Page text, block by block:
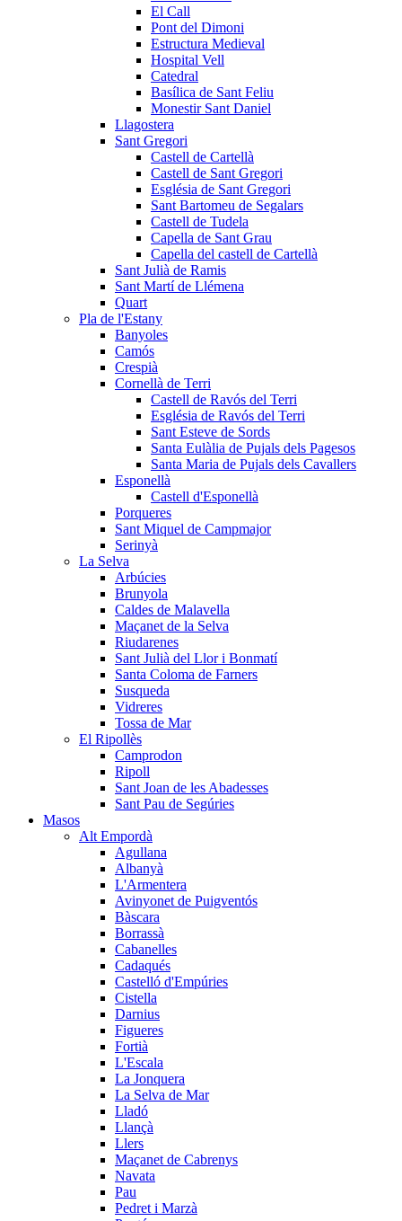
El Call
Pont del Dimoni
Estructura Medieval
Hospital Vell
Catedral
Basílica de Sant Feliu
Monestir Sant Daniel
Llagostera
Sant Gregori
Castell de Cartellà
Castell de Sant Gregori
Església de Sant Gregori
Sant Bartomeu de Segalars
Castell de Tudela
Capella de Sant Grau
Capella del castell de Cartellà
Sant Julià de Ramis
Sant Martí de Llémena
Quart
Pla de l'Estany
Banyoles
Camós
Crespià
Cornellà de Terri
Castell de Ravós del Terri
Església de Ravós del Terri
Sant Esteve de Sords
Santa Eulàlia de Pujals dels Pagesos
Santa Maria de Pujals dels Cavallers
Esponellà
Castell d'Esponellà
Porqueres
Sant Miquel de Campmajor
Serinyà
La Selva
Arbúcies
Brunyola
Caldes de Malavella
Maçanet de la Selva
Riudarenes
Sant Julià del Llor i Bonmatí
Santa Coloma de Farners
Susqueda
Vidreres
Tossa de Mar
El Ripollès
Camprodon
Ripoll
Sant Joan de les Abadesses
Sant Pau de Segúries
Masos
Alt Empordà
Agullana
Albanyà
L'Armentera
Avinyonet de Puigventós
Bàscara
Borrassà
Cabanelles
Cadaqués
Castelló d'Empúries
Cistella
Darnius
Figueres
Fortià
L'Escala
La Jonquera
La Selva de Mar
Lladó
Llançà
Llers
Maçanet de Cabrenys
Navata
Pau
Pedret i Marzà